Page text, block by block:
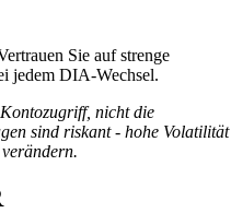
Sie auf strenge
jedem DIA-Wechsel.
nicht die
sind riskant - hohe Volatilität